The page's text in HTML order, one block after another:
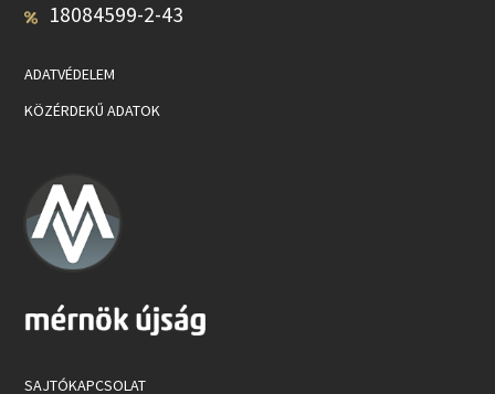
18084599-2-43
ADATVÉDELEM
KÖZÉRDEKŰ ADATOK
SAJTÓKAPCSOLAT